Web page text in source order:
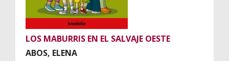
LOS MABURRIS EN EL SALVAJE OESTE
ABOS, ELENA